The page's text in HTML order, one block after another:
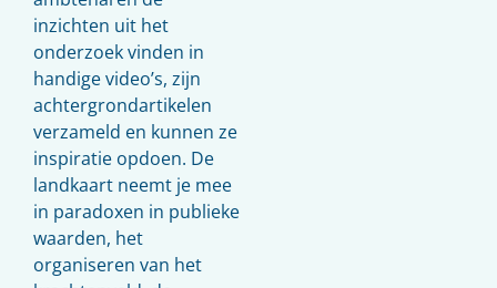
inzichten uit het
onderzoek vinden in
handige video’s, zijn
achtergrondartikelen
verzameld en kunnen ze
inspiratie opdoen. De
landkaart neemt je mee
in paradoxen in publieke
waarden, het
organiseren van het